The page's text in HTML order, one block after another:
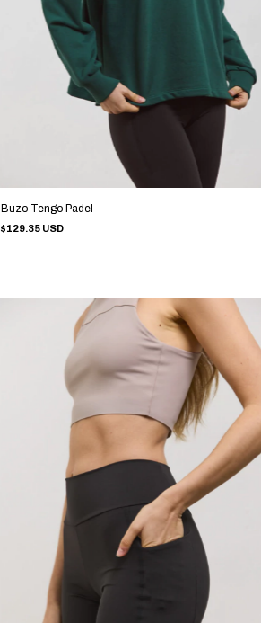
Buzo Tengo Padel
$129.35 USD